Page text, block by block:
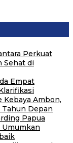
Perkuat
Sehat di
Empat
Kebaya Ambon,
Depan
Papua
Umumkan